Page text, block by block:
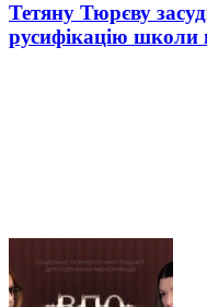
Тетяну Тюрєву
русифікацію школи